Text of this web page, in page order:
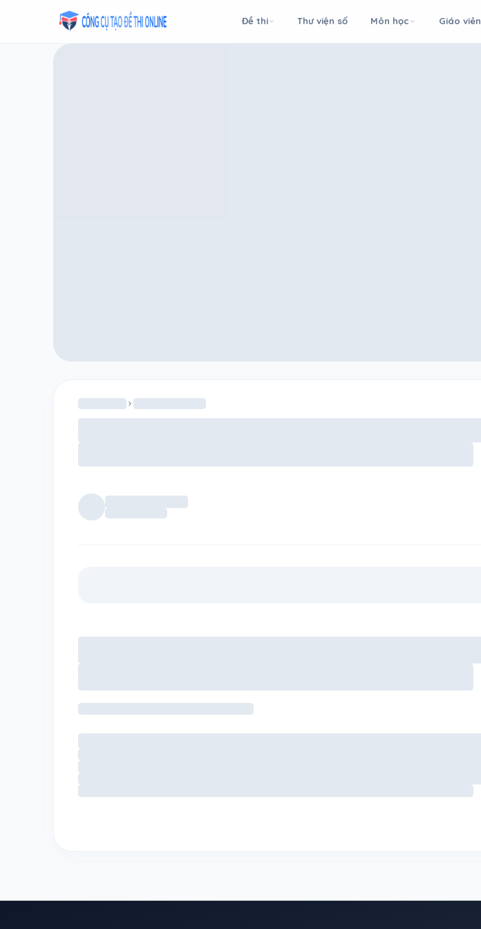
Đề thi Thư viện số Môn học Giáo viên
Taodethi.xyz - Tạo đề thi Online miễn phí